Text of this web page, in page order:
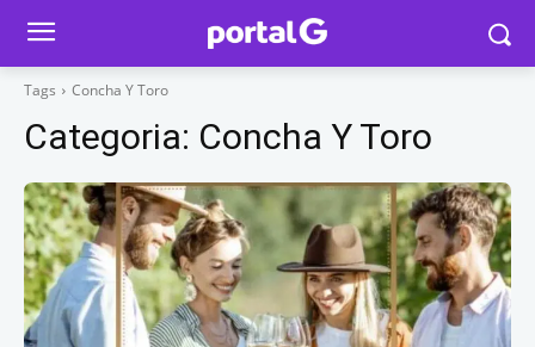
Tags Concha Y Toro
Categoria: Concha Y Toro